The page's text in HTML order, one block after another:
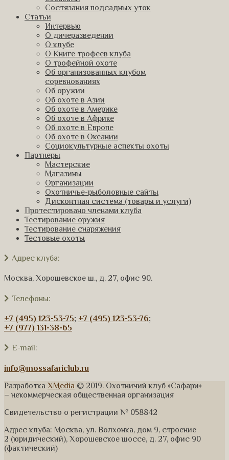
Состязания подсадных уток
Статьи
Интервью
О дичеразведении
О клубе
О Книге трофеев клуба
О трофейной охоте
Об организованных клубом
соревнованиях
Об оружии
Об охоте в Азии
Об охоте в Америке
Об охоте в Африке
Об охоте в Европе
Об охоте в Океании
Социокультурные аспекты охоты
Партнеры
Мастерские
Магазины
Организации
Охотничье-рыболовные сайты
Дисконтная система (товары и услуги)
Протестировано членами клуба
Тестирование оружия
Тестирование снаряжения
Тестовые охоты
Адрес клуба:
Москва, Хорошевское ш., д. 27, офис 90.
Телефоны:
+7 (495) 123-53-75; +7 (495) 123-53-76;
+7 (977) 131-38-65
E-mail:
info@mossafariclub.ru
Разработка XMedia © 2019. Охотничий клуб «Сафари»
– некоммерческая общественная организация
Свидетельство о регистрации № 058842
Адрес клуба: Москва, ул. Волхонка, дом 9, строение
2 (юридический), Хорошевское шоссе, д. 27, офис 90
(фактический)